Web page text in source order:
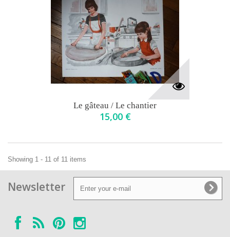
Le gâteau / Le chantier
15,00 €
Showing 1 - 11 of 11 items
Newsletter